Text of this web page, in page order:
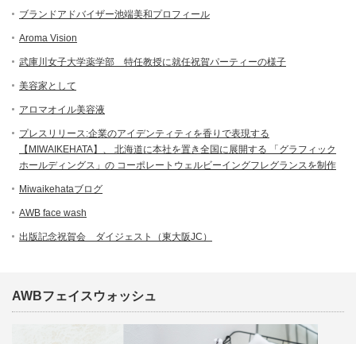
ブランドアドバイザー池端美和プロフィール
Aroma Vision
武庫川女子大学薬学部 特任教授に就任祝賀パーティーの様子
美容家として
アロマオイル美容液
プレスリリース:企業のアイデンティティを香りで表現する
【MIWAIKEHATA】、 北海道に本社を置き全国に展開する 「グラフィック
ホールディングス」の コーポレートウェルビーイングフレグランスを制作
Miwaikehataブログ
AWB face wash
出版記念祝賀会 ダイジェスト（東大阪JC）
AWBフェイスウォッシュ